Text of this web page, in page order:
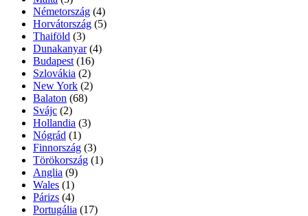
Németország (4)
Horvátország (5)
Thaiföld (3)
Dunakanyar (4)
Budapest (16)
Szlovákia (2)
New York (2)
Balaton (68)
Svájc (2)
Hollandia (3)
Nógrád (1)
Finnország (3)
Törökország (1)
Anglia (9)
Wales (1)
Párizs (4)
Portugália (17)